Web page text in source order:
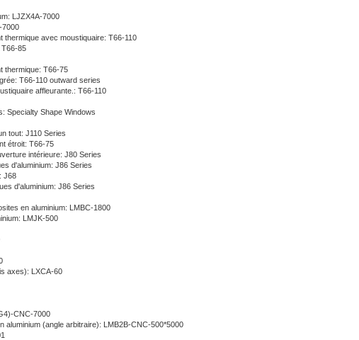
LJZX4A-7000
7000
thermique avec moustiquaire: T66-110
T66-85
thermique: T66-75
T66-110 outward series
affleurante.: T66-110
Specialty Shape Windows
tout: J110 Series
étroit: T66-75
intérieure: J80 Series
d'aluminium: J86 Series
J68
d'aluminium: J86 Series
en aluminium: LMBC-1800
LMJK-500
axes): LXCA-60
CNC-7000
aluminium (angle arbitraire): LMB2B-CNC-500*5000